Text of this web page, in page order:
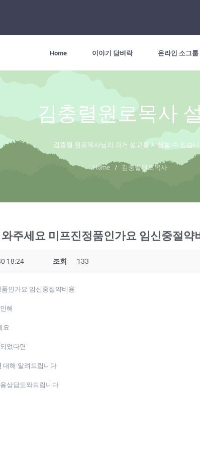
Home 이야기 담벼락 온라인 소그룹
김충렬원로목사
김충렬 원로목사님의 과거 설교를 시청할 수 있습니
Home / 김충렬원로목사
주세요 미프진정품인가요 임신중절약
18:24 조회 133
인가요 임신중절약비용
해
요
었다면
대해 알려드립니다
상담도와드립니다